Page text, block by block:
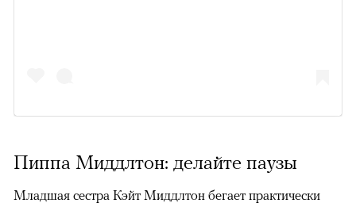
Пиппа Миддлтон: делайте паузы
Младшая сестра Кэйт Миддлтон бегает практически